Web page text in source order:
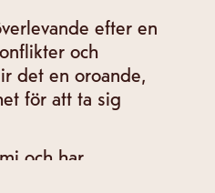
efter en
och
det en oroande,
för att ta sig
och har
i